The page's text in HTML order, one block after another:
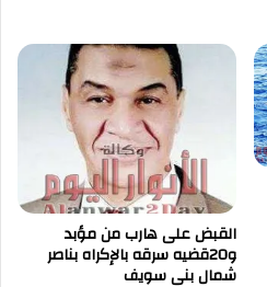
القبض على هارب من مؤبد
و20قضيه سرقه بالإكراه بناصر
شمال بنى سويف